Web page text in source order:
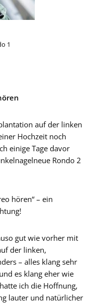
1
auf der linken
Hochzeit noch
einige Tage davor
Rondo 2
hören“ – ein
gut wie vorher mit
der linken,
– alles klang sehr
es klang eher wie
ich die Hoffnung,
lauter und natürlicher